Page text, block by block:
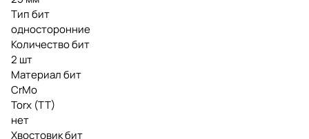
Тип бит
односторонние
Количество бит
2 шт
Материал бит
CrMo
Torx (TT)
нет
Хвостовик бит